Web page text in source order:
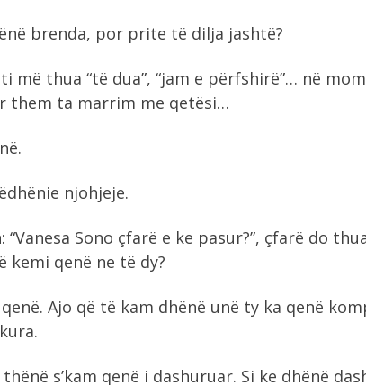
brenda, por prite të dilja jashtë?
më thua “të dua”, “jam e përfshirë”… në
them ta marrim me qetësi…
njohjeje.
“Vanesa Sono çfarë e ke pasur?”, çfarë do
kemi qenë ne të dy?
qenë. Ajo që të kam dhënë unë ty ka qenë
s’kam qenë i dashuruar. Si ke dhënë